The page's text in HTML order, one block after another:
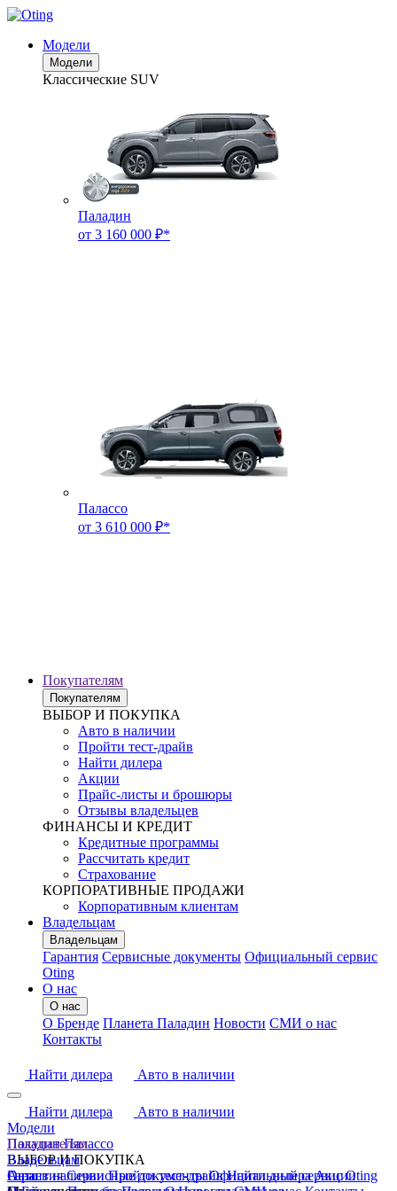
Модели
Модели
Классические SUV
Паладин
от 3 160 000 ₽*
Палассо
от 3 610 000 ₽*
Покупателям
Покупателям
ВЫБОР И ПОКУПКА
Авто в наличии
Пройти тест-драйв
Найти дилера
Акции
Прайс-листы и брошюры
Отзывы владельцев
ФИНАНСЫ И КРЕДИТ
Кредитные программы
Рассчитать кредит
Страхование
КОРПОРАТИВНЫЕ ПРОДАЖИ
Корпоративным клиентам
Владельцам
Владельцам
Гарантия Сервисные документы Официальный сервис
Oting
О нас
О нас
О Бренде Планета Паладин Новости СМИ о нас
Контакты
Найти дилера Авто в наличии
Найти дилера
Авто в наличии
Модели
Паладин Палассо
Покупателям
ВЫБОР И ПОКУПКА
Авто в наличии Пройти тест-драйв Найти дилера Акции
Владельцам
Гарантия Сервисные документы Официальный сервис Oting
О нас